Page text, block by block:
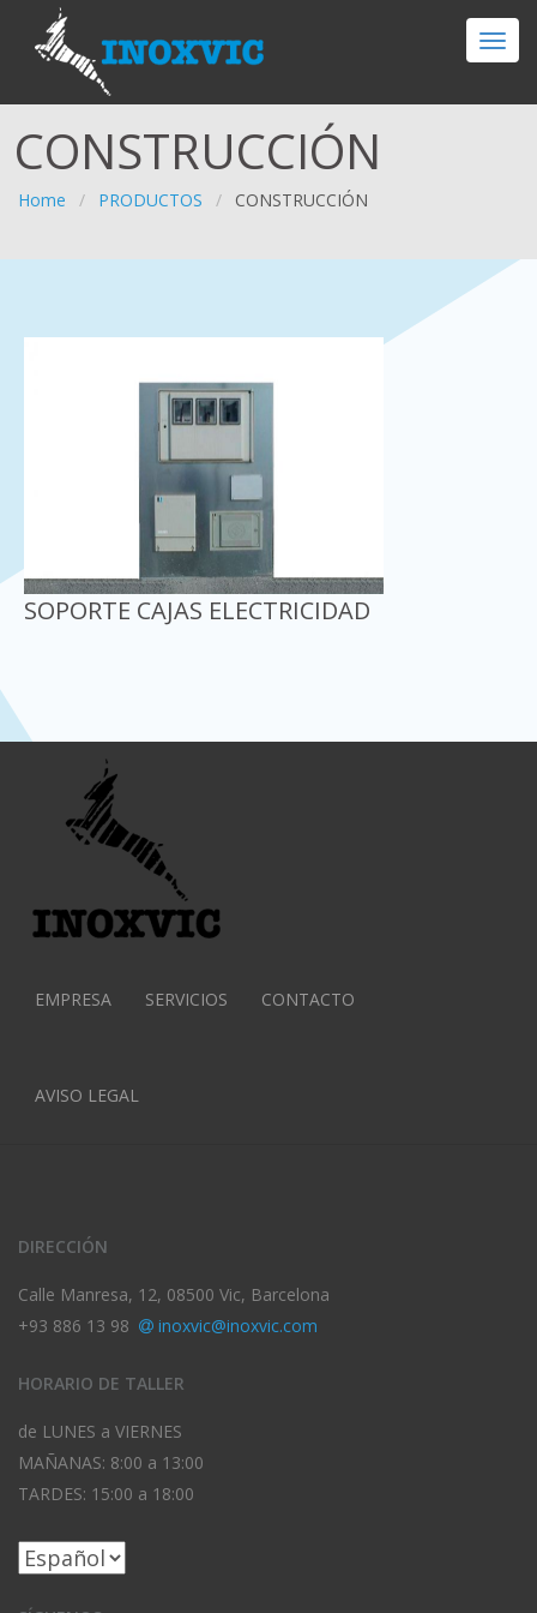
CONSTRUCCIÓN
Home / PRODUCTOS / CONSTRUCCIÓN
SOPORTE CAJAS ELECTRICIDAD
EMPRESA SERVICIOS CONTACTO
AVISO LEGAL
DIRECCIÓN
Calle Manresa, 12, 08500 Vic, Barcelona
+93 886 13 98
inoxvic@inoxvic.com
HORARIO DE TALLER
de LUNES a VIERNES
MAÑANAS: 8:00 a 13:00
TARDES: 15:00 a 18:00